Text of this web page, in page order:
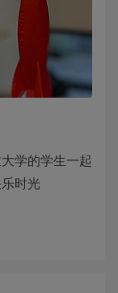
学的学生一起
时光